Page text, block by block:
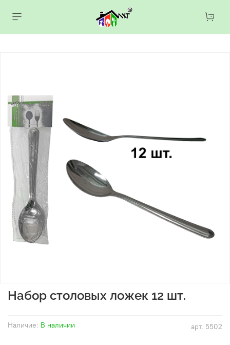
арт. 5502
Наличие: В наличии
Набор столовых ложек 12 шт.